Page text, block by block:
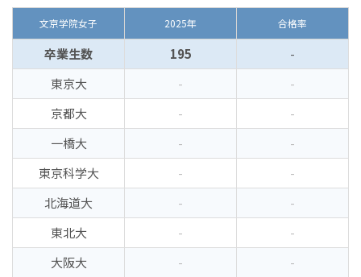
文京学院女子 2025年 合格率
卒業生数 195
-
東京大
-
-
京都大
-
-
一橋大
-
-
東京科学大
-
-
北海道大
-
-
東北大
-
-
大阪大
-
-